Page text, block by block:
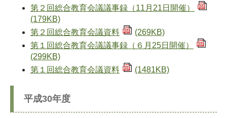
第２回総合教育会議議事録（11月21日開催）
(179KB)
第２回総合教育会議資料
(269KB)
第１回総合教育会議議事録（６月25日開催）
(299KB)
第１回総合教育会議資料
(1481KB)
平成30年度